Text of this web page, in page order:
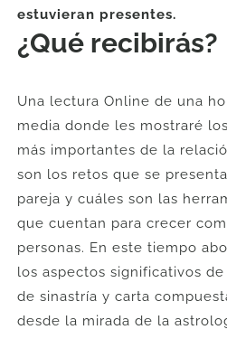
estuvieran presentes.
¿Qué recibirás?
Una lectura Online de una
media donde les mostraré
más importantes de la
son los retos que se
pareja y cuáles son las
que cuentan para crecer
personas. En este tiempo
los aspectos significativos
de sinastría y carta
desde la mirada de la